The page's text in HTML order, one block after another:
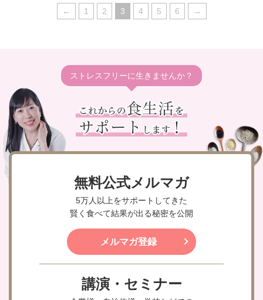
← 1 2 3 4 5 6 →
ストレスフリーに生きませんか？
無料公式メルマガ
5万人以上をサポートしてきた
賢く食べて結果が出る秘密を公開
メルマガ登録
講演・セミナー